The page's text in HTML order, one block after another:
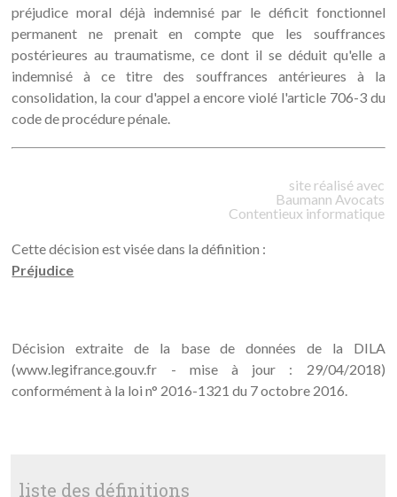
préjudice moral déjà indemnisé par le déficit fonctionnel
permanent ne prenait en compte que les souffrances
postérieures au traumatisme, ce dont il se déduit qu'elle a
indemnisé à ce titre des souffrances antérieures à la
consolidation, la cour d'appel a encore violé l'article 706-3 du
code de procédure pénale.
site réalisé avec
Baumann Avocats
Contentieux informatique
Cette décision est visée dans la définition :
Préjudice
Décision extraite de la base de données de la DILA
(www.legifrance.gouv.fr - mise à jour : 29/04/2018)
conformément à la loi n° 2016-1321 du 7 octobre 2016.
liste des définitions